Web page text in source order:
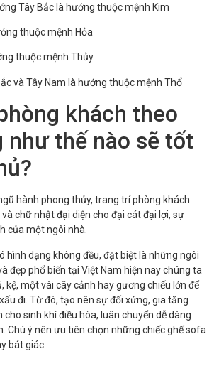
Tây Bắc là hướng thuộc mệnh Kim
thuộc mệnh Hỏa
thuộc mệnh Thủy
và Tây Nam là hướng thuộc mệnh Thổ
khách theo
như thế nào sẽ tốt
hành phong thủy, trang trí phòng khách
chữ nhật đại diện cho đại cát đại lợi, sự
của một ngôi nhà.
hình dạng không đều, đặt biệt là những ngôi
đẹp phổ biến tại Việt Nam hiện nay chúng ta
kệ, một vài cây cảnh hay gương chiếu lớn để
đi. Từ đó, tạo nên sự đối xứng, gia tăng
sinh khí điều hòa, luân chuyển dễ dàng
Chú ý nên ưu tiên chọn những chiếc ghế sofa
bát giác